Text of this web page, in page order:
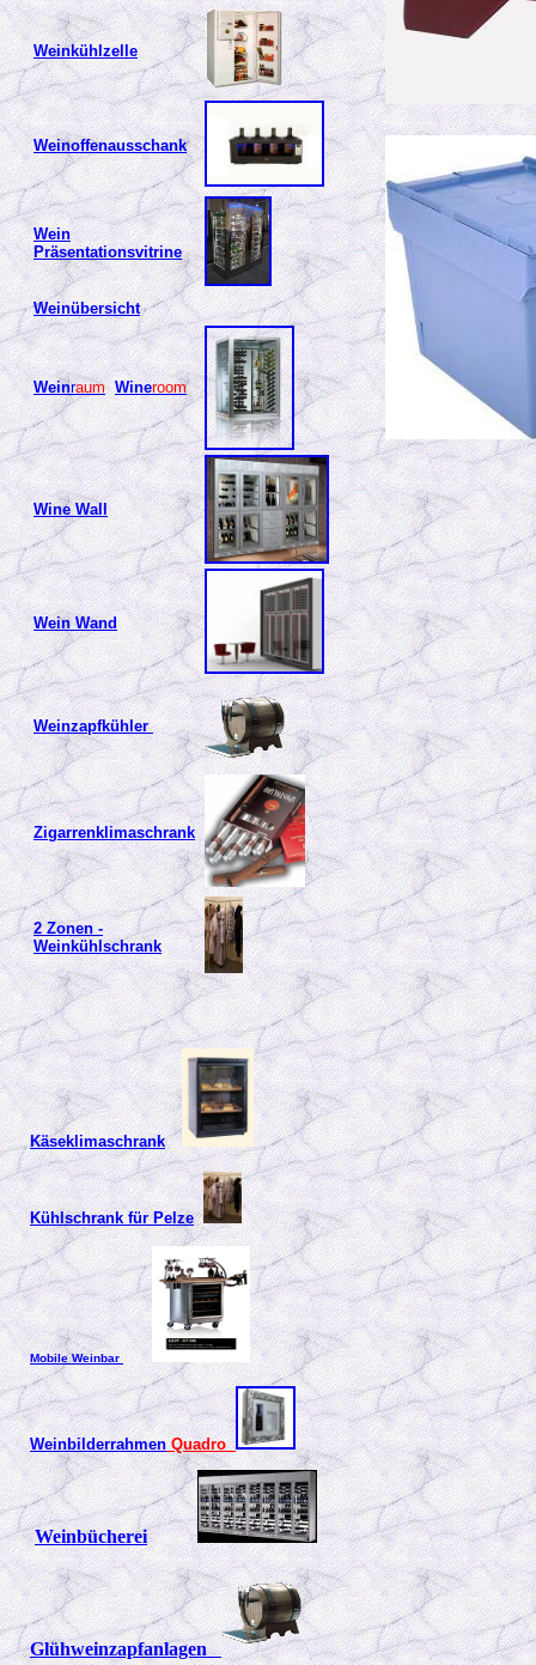
Weinkühlzelle
Weinoffenausschank
Wein
Präsentationsvitrine
Weinübersicht
Weinraum Wineroom
Wine Wall
Wein Wand
Weinzapfkühler
Zigarrenklimaschrank
2 Zonen -
Weinkühlschrank
Käseklimaschrank
Kühlschrank für Pelze
Mobile Weinbar
WeinbilderrahmenQuadro
Weinbücherei
Glühweinzapfanlagen